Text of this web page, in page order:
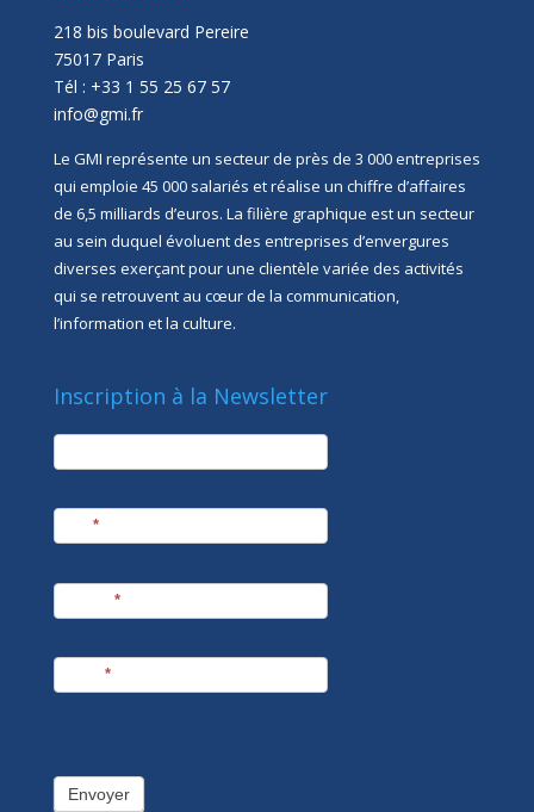
218 bis boulevard Pereire
75017 Paris
Tél : +33 1 55 25 67 57
info@gmi.fr
Le GMI représente un secteur de près de 3 000 entreprises
qui emploie 45 000 salariés et réalise un chiffre d’affaires
de 6,5 milliards d’euros. La filière graphique est un secteur
au sein duquel évoluent des entreprises d’envergures
diverses exerçant pour une clientèle variée des activités
qui se retrouvent au cœur de la communication,
l’information et la culture.
Inscription à la Newsletter
newsletter
*
*
*
Envoyer